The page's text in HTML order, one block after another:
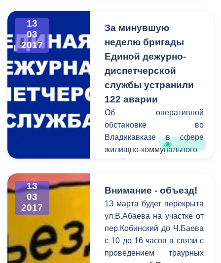
обновленному
трамвайному вагону.
13
03
2017
За минувшую
неделю бригады
Единой дежурно-
диспетчерской
службы устранили
122 аварии
Об оперативной
обстановке во
Владикавказе в сфере
жилищно-коммунального
диспетчерская служба.
В период c 6 по 13 марта
на горячую линию единой
дежурно-диспетчерской
службы поступило 122
оперативном порядке
13
03
2017
Внимание - объезд!
13 марта будет перекрыта
ул.В.Абаева на участке от
пер.Кобинский до Ч.Баева
с 10 до 16 часов в связи с
проведением траурных